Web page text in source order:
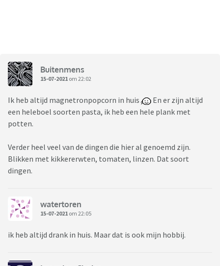
Buitenmens
15-07-2021 om 22:02
Ik heb altijd magnetronpopcorn in huis
En er zijn altijd
een heleboel soorten pasta, ik heb een hele plank met
potten.
Verder heel veel van de dingen die hier al genoemd zijn.
Blikken met kikkererwten, tomaten, linzen. Dat soort
dingen.
watertoren
15-07-2021 om 22:05
ik heb altijd drank in huis. Maar dat is ook mijn hobbij.